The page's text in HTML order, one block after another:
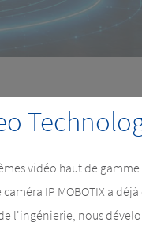
vidéo haut de
IP MOBOTIX a
l'ingénierie, nous